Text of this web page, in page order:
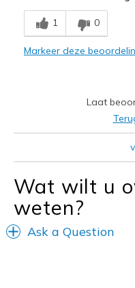
Comfortable
Stylish
Beste toepassingen
Casual Wear
Width
Sizing
View On Shoes
1 0
Markeer deze
Laat
Wat wilt u
weten?
Ask a Question